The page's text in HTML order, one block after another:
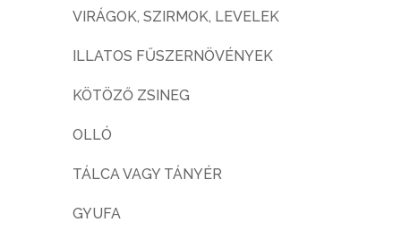
VIRÁGOK, SZIRMOK, LEVELEK
ILLATOS FŰSZERNÖVÉNYEK
KÖTÖZŐ ZSINEG
OLLÓ
TÁLCA VAGY TÁNYÉR
GYUFA